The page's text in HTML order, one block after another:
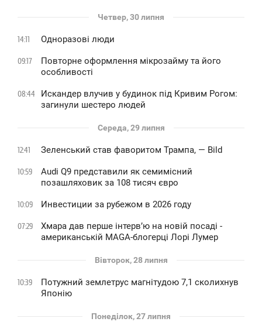
Четвер, 30 липня
14:11 Одноразові люди
09:17
Повторне оформлення мікрозайму та його
особливості
08:44
Искандер влучив у будинок під Кривим Рогом:
загинули шестеро людей
Середа, 29 липня
12:41 Зеленський став фаворитом Трампа, — Bild
10:59
Audi Q9 представили як семимісний
позашляховик за 108 тисяч євро
10:09 Инвестиции за рубежом в 2026 году
07:29
Хмара дав перше інтервʼю на новій посаді -
американській MAGA-блогерці Лорі Лумер
Вівторок, 28 липня
10:39
Потужний землетрус магнітудою 7,1 сколихнув
Японію
Понеділок, 27 липня